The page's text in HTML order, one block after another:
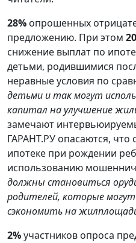
28% опрошенных
предложению. При этом
снижение выплат по
детьми, родившимися
неравные условия по
детьми и так могут
капитал на улучшение
замечают
ГАРАНТ.РУ опасаются,
ипотеке при рождении
использованию
должны становиться
родителей, которые
сэкономить на
2%участников опроса